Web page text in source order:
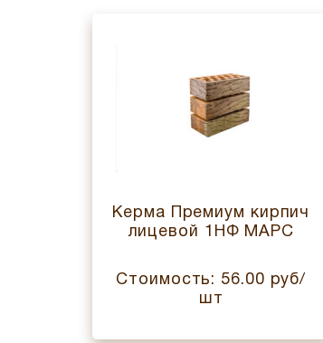
Керма Премиум кирпич
лицевой 1НФ МАРС
Стоимость: 56.00 руб/
шт